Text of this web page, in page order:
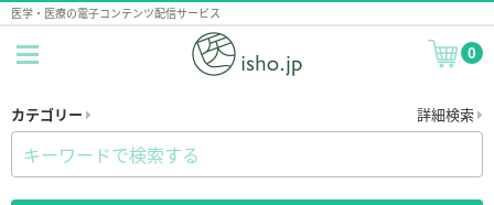
医学・医療の電子コンテンツ配信サービス
0
カテゴリー 詳細検索